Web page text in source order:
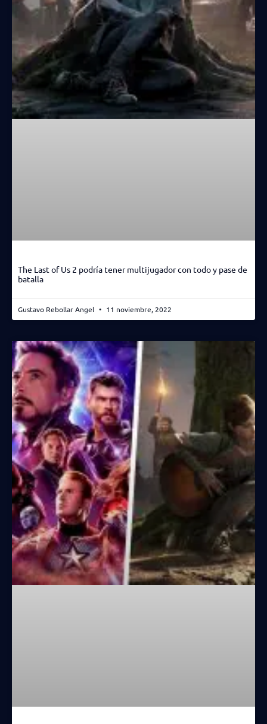
The Last of Us 2 podría tener multijugador con todo y pase de
batalla
Gustavo Rebollar Angel 11 noviembre, 2022